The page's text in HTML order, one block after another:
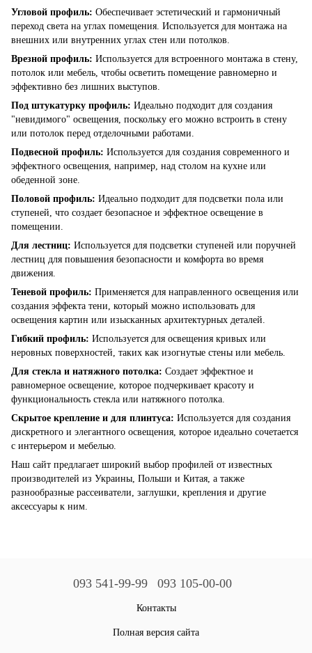
Угловой профиль: Обеспечивает эстетический и гармоничный
переход света на углах помещения. Используется для монтажа на
внешних или внутренних углах стен или потолков.
Врезной профиль: Используется для встроенного монтажа в стену,
потолок или мебель, чтобы осветить помещение равномерно и
эффективно без лишних выступов.
Под штукатурку профиль: Идеально подходит для создания
"невидимого" освещения, поскольку его можно встроить в стену
или потолок перед отделочными работами.
Подвесной профиль: Используется для создания современного и
эффектного освещения, например, над столом на кухне или
обеденной зоне.
Половой профиль: Идеально подходит для подсветки пола или
ступеней, что создает безопасное и эффектное освещение в
помещении.
Для лестниц: Используется для подсветки ступеней или поручней
лестниц для повышения безопасности и комфорта во время
движения.
Теневой профиль: Применяется для направленного освещения или
создания эффекта тени, который можно использовать для
освещения картин или изысканных архитектурных деталей.
Гибкий профиль: Используется для освещения кривых или
неровных поверхностей, таких как изогнутые стены или мебель.
Для стекла и натяжного потолка: Создает эффектное и
равномерное освещение, которое подчеркивает красоту и
функциональность стекла или натяжного потолка.
Скрытое крепление и для плинтуса: Используется для создания
дискретного и элегантного освещения, которое идеально сочетается
с интерьером и мебелью.
Наш сайт предлагает широкий выбор профилей от известных
производителей из Украины, Польши и Китая, а также
разнообразные рассеиватели, заглушки, крепления и другие
аксессуары к ним.
093 541-99-99 093 105-00-00
Контакты
Полная версия сайта